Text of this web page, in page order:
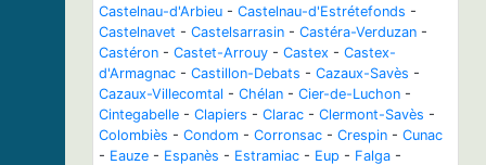
Castelnau-d'Arbieu - Castelnau-d'Estrétefonds -
Castelnavet - Castelsarrasin - Castéra-Verduzan -
Castéron - Castet-Arrouy - Castex - Castex-
d'Armagnac - Castillon-Debats - Cazaux-Savès -
Cazaux-Villecomtal - Chélan - Cier-de-Luchon -
Cintegabelle - Clapiers - Clarac - Clermont-Savès -
Colombiès - Condom - Corronsac - Crespin - Cunac
- Eauze - Espanès - Estramiac - Eup - Falga -